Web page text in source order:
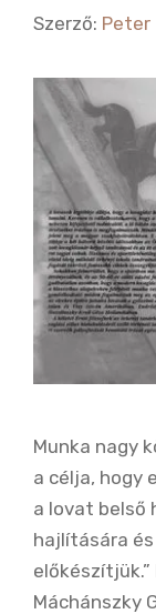
Szerző: Peter
Munka nagy
a célja, hogy
a lovat belső
hajlítására
előkészítjük.”
Máchánszky